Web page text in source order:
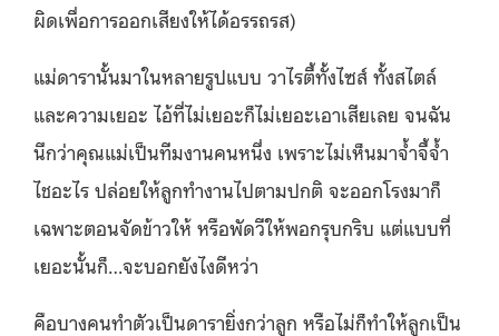
ผิดเพื่อการออกเสียงให้ได้อรรถรส)
แม่ดารานั้นมาในหลายรูปแบบ วาไรตี้ทั้งไซส์ ทั้งสไตล์
และความเยอะ ไอ้ที่ไม่เยอะก็ไม่เยอะเอาเสียเลย จนฉัน
นึกว่าคุณแม่เป็นทีมงานคนหนึ่ง เพราะไม่เห็นมาจ้ำจี้จ้ำ
ไชอะไร ปล่อยให้ลูกทำงานไปตามปกติ จะออกโรงมาก็
เฉพาะตอนจัดข้าวให้ หรือพัดวีให้พอกรุบกริบ แต่แบบที่
เยอะนั้นก็…จะบอกยังไงดีหว่า
คือบางคนทำตัวเป็นดารายิ่งกว่าลูก หรือไม่ก็ทำให้ลูกเป็น